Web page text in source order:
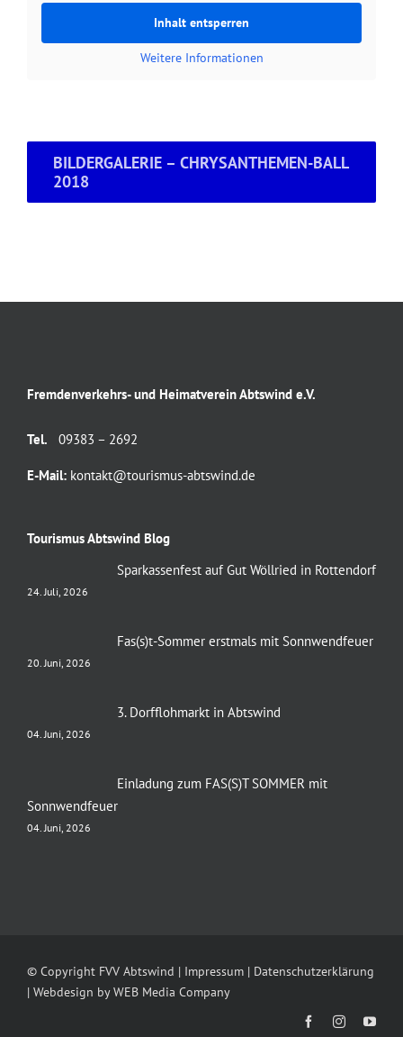
Inhalt entsperren
Weitere Informationen
BILDERGALERIE – CHRYSANTHEMEN-BALL
2018
Fremdenverkehrs- und Heimatverein Abtswind e.V.
Tel. 09383 – 2692
E-Mail: kontakt@tourismus-abtswind.de
Tourismus Abtswind Blog
Sparkassenfest auf Gut Wöllried in Rottendorf
24. Juli, 2026
Fas(s)t-Sommer erstmals mit Sonnwendfeuer
20. Juni, 2026
3. Dorfflohmarkt in Abtswind
04. Juni, 2026
Einladung zum FAS(S)T SOMMER mit
Sonnwendfeuer
04. Juni, 2026
© Copyright FVV Abtswind | Impressum| Datenschutzerklärung
| Webdesign byWEB Media Company